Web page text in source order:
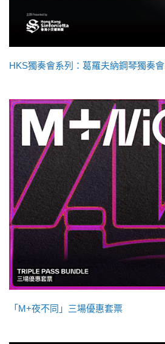
HKS獨奏會系列：葛羅夫納鋼琴獨奏會
「M+夜不同」三場優惠套票